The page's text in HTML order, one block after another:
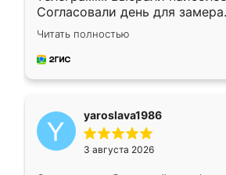
Согласовали день для
недели кухня была уже
довольны работой. Спасибо
мебель за качественную
Читать полностью
yaroslava1986
3 августа 2026